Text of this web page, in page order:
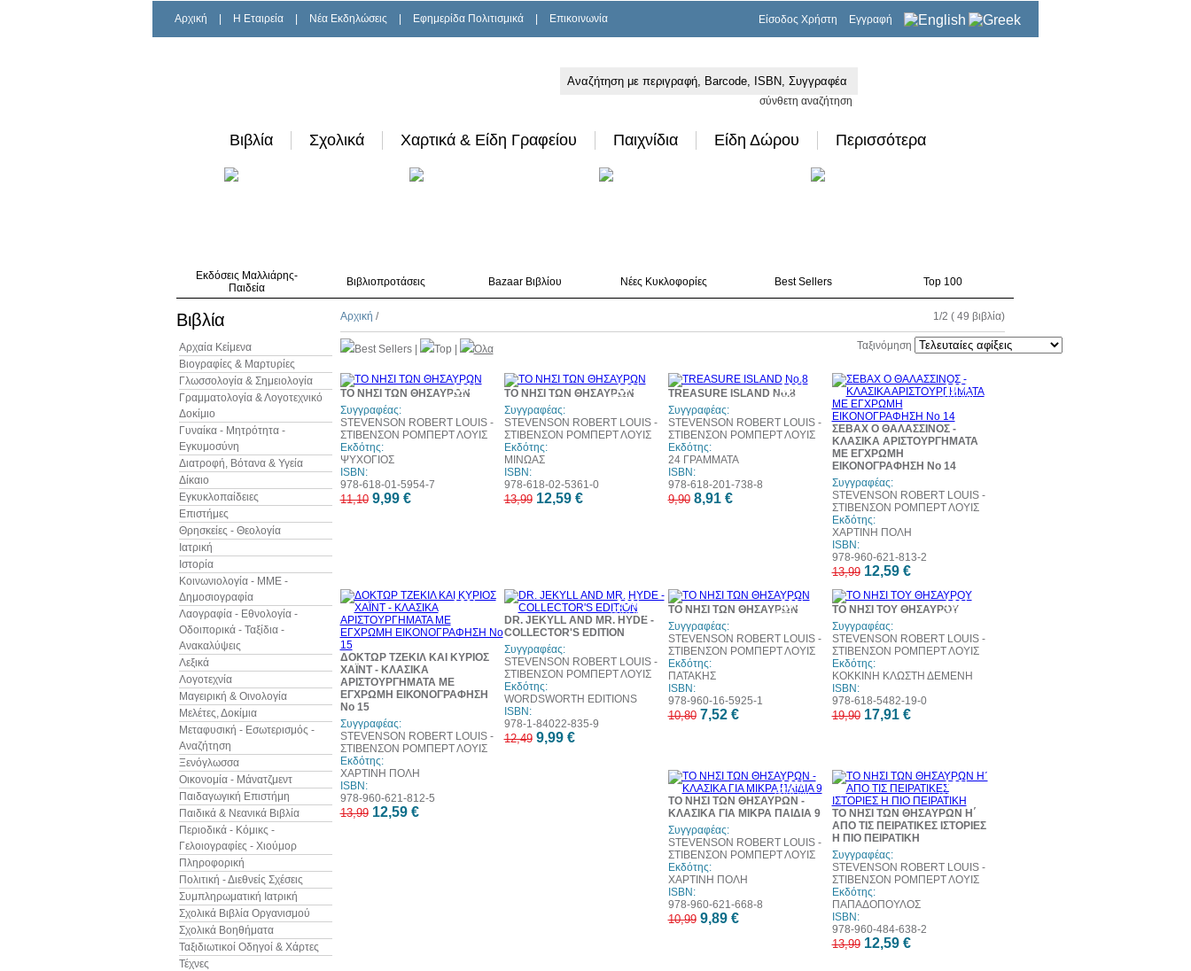
Αρχική H Εταιρεία Νέα Εκδηλώσεις Εφημερίδα Πολιτισμικά Επικοινωνία Είσοδος Χρήστη Εγγραφή
σύνθετη αναζήτηση
Βιβλία Σχολικά Χαρτικά & Είδη Γραφείου Παιχνίδια Είδη Δώρου Περισσότερα
Εκδόσεις Μαλλιάρης-
Παιδεία
Βιβλιοπροτάσεις Bazaar Βιβλίου Νέες Κυκλοφορίες Best Sellers Top 100
Βιβλία
Αρχαία Κείμενα
Βιογραφίες & Μαρτυρίες
Γλωσσολογία & Σημειολογία
Γραμματολογία & Λογοτεχνικό
Δοκίμιο
Γυναίκα - Μητρότητα -
Εγκυμοσύνη
Διατροφή, Βότανα & Υγεία
Δίκαιο
Εγκυκλοπαίδειες
Επιστήμες
Θρησκείες - Θεολογία
Ιατρική
Ιστορία
Κοινωνιολογία - ΜΜΕ -
Δημοσιογραφία
Λαογραφία - Εθνολογία -
Οδοιπορικά - Ταξίδια -
Ανακαλύψεις
Λεξικά
Λογοτεχνία
Μαγειρική & Οινολογία
Μελέτες, Δοκίμια
Μεταφυσική - Εσωτερισμός -
Αναζήτηση
Ξενόγλωσσα
Οικονομία - Μάνατζμεντ
Παιδαγωγική Επιστήμη
Παιδικά & Νεανικά Βιβλία
Περιοδικά - Κόμικς -
Γελοιογραφίες - Χιούμορ
Πληροφορική
Πολιτική - Διεθνείς Σχέσεις
Συμπληρωματική Ιατρική
Σχολικά Βιβλία Οργανισμού
Σχολικά Βοηθήματα
Ταξιδιωτικοί Οδηγοί & Χάρτες
Τέχνες
Αρχική / 1/2 ( 49 βιβλία)
Best Sellers| Top Όλα Ταξινόμηση
10%
έκπτωση
ΤΟ ΝΗΣΙ ΤΩΝ ΘΗΣΑΥΡΩΝ
Συγγραφέας:
STEVENSON ROBERT LOUIS -
ΣΤΙΒΕΝΣΟΝ ΡΟΜΠΕΡΤ ΛΟΥΙΣ
Εκδότης:
ΨΥΧΟΓΙΟΣ
ISBN:
978-618-01-5954-7
11,10 9,99 €
10%
έκπτωση
ΤΟ ΝΗΣΙ ΤΩΝ ΘΗΣΑΥΡΩΝ
Συγγραφέας:
STEVENSON ROBERT LOUIS -
ΣΤΙΒΕΝΣΟΝ ΡΟΜΠΕΡΤ ΛΟΥΙΣ
Εκδότης:
ΜΙΝΩΑΣ
ISBN:
978-618-02-5361-0
13,99 12,59 €
10%
έκπτωση
TREASURE ISLAND No.8
Συγγραφέας:
STEVENSON ROBERT LOUIS -
ΣΤΙΒΕΝΣΟΝ ΡΟΜΠΕΡΤ ΛΟΥΙΣ
Εκδότης:
24 ΓΡΑΜΜΑΤΑ
ISBN:
978-618-201-738-8
9,90 8,91 €
10%
έκπτωση
ΣΕΒΑΧ Ο ΘΑΛΑΣΣΙΝΟΣ -
ΚΛΑΣΙΚΑ ΑΡΙΣΤΟΥΡΓΗΜΑΤΑ
ΜΕ ΕΓΧΡΩΜΗ
ΕΙΚΟΝΟΓΡΑΦΗΣΗ Νο 14
Συγγραφέας:
STEVENSON ROBERT LOUIS -
ΣΤΙΒΕΝΣΟΝ ΡΟΜΠΕΡΤ ΛΟΥΙΣ
Εκδότης:
ΧΑΡΤΙΝΗ ΠΟΛΗ
ISBN:
978-960-621-813-2
13,99 12,59 €
10%
ΔΟΚΤΩΡ ΤΖΕΚΙΛ ΚΑΙ ΚΥΡΙΟΣ
ΧΑΪΝΤ - ΚΛΑΣΙΚΑ
ΑΡΙΣΤΟΥΡΓΗΜΑΤΑ ΜΕ
ΕΓΧΡΩΜΗ ΕΙΚΟΝΟΓΡΑΦΗΣΗ
Νο 15
Συγγραφέας:
STEVENSON ROBERT LOUIS -
ΣΤΙΒΕΝΣΟΝ ΡΟΜΠΕΡΤ ΛΟΥΙΣ
Εκδότης:
ΧΑΡΤΙΝΗ ΠΟΛΗ
ISBN:
978-960-621-812-5
13,99 12,59 €
20%
έκπτωση
DR. JEKYLL AND MR. HYDE -
COLLECTOR'S EDITION
Συγγραφέας:
STEVENSON ROBERT LOUIS -
ΣΤΙΒΕΝΣΟΝ ΡΟΜΠΕΡΤ ΛΟΥΙΣ
Εκδότης:
WORDSWORTH EDITIONS
ISBN:
978-1-84022-835-9
12,49 9,99 €
30%
έκπτωση
ΤΟ ΝΗΣΙ ΤΩΝ ΘΗΣΑΥΡΩΝ
Συγγραφέας:
STEVENSON ROBERT LOUIS -
ΣΤΙΒΕΝΣΟΝ ΡΟΜΠΕΡΤ ΛΟΥΙΣ
Εκδότης:
ΠΑΤΑΚΗΣ
ISBN:
978-960-16-5925-1
10,80 7,52 €
10%
έκπτωση
ΤΟ ΝΗΣΙ ΤΟΥ ΘΗΣΑΥΡΟΥ
Συγγραφέας:
STEVENSON ROBERT LOUIS -
ΣΤΙΒΕΝΣΟΝ ΡΟΜΠΕΡΤ ΛΟΥΙΣ
Εκδότης:
ΚΟΚΚΙΝΗ ΚΛΩΣΤΗ ΔΕΜΕΝΗ
ISBN:
978-618-5482-19-0
19,90 17,91 €
10%
έκπτωση
ΤΟ ΝΗΣΙ ΤΩΝ ΘΗΣΑΥΡΩΝ -
ΚΛΑΣΙΚΑ ΓΙΑ ΜΙΚΡΑ ΠΑΙΔΙΑ 9
Συγγραφέας:
STEVENSON ROBERT LOUIS -
ΣΤΙΒΕΝΣΟΝ ΡΟΜΠΕΡΤ ΛΟΥΙΣ
Εκδότης:
ΧΑΡΤΙΝΗ ΠΟΛΗ
ISBN:
978-960-621-668-8
10,99 9,89 €
10%
έκπτωση
ΤΟ ΝΗΣΙ ΤΩΝ ΘΗΣΑΥΡΩΝ Η΄
ΑΠΟ ΤΙΣ ΠΕΙΡΑΤΙΚΕΣ ΙΣΤΟΡΙΕΣ
Η ΠΙΟ ΠΕΙΡΑΤΙΚΗ
Συγγραφέας:
STEVENSON ROBERT LOUIS -
ΣΤΙΒΕΝΣΟΝ ΡΟΜΠΕΡΤ ΛΟΥΙΣ
Εκδότης:
ΠΑΠΑΔΟΠΟΥΛΟΣ
ISBN:
978-960-484-638-2
13,99 12,59 €